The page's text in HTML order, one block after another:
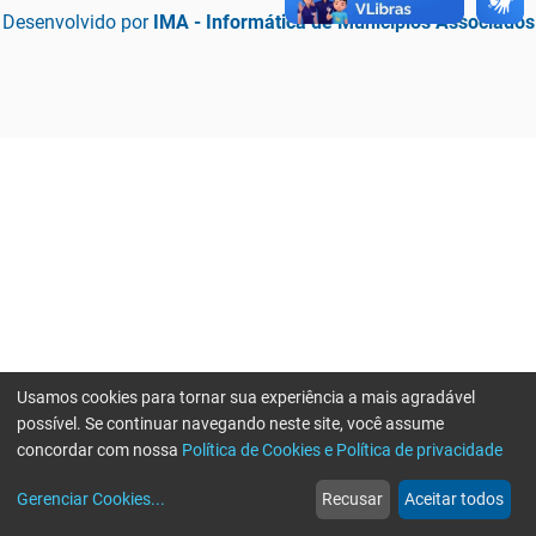
Desenvolvido por IMA - Informática de Municípios Associados
web
Notícias
more_horiz
Mais
Usamos cookies para tornar sua experiência a mais agradável
possível. Se continuar navegando neste site, você assume
concordar com nossa Política de Cookies e Política de privacidade
Gerenciar Cookies... Recusar Aceitar todos
Erro ao enviar informações, por favor tente novamente